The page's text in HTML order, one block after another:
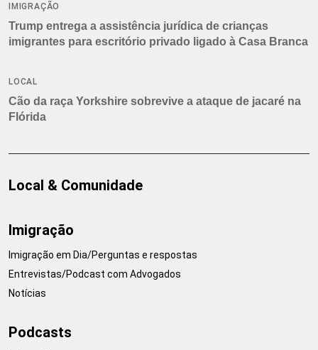
IMIGRAÇÃO
Trump entrega a assistência jurídica de crianças
imigrantes para escritório privado ligado à Casa Branca
LOCAL
Cão da raça Yorkshire sobrevive a ataque de jacaré na
Flórida
Local & Comunidade
Imigração
Imigração em Dia/Perguntas e respostas
Entrevistas/Podcast com Advogados
Notícias
Podcasts